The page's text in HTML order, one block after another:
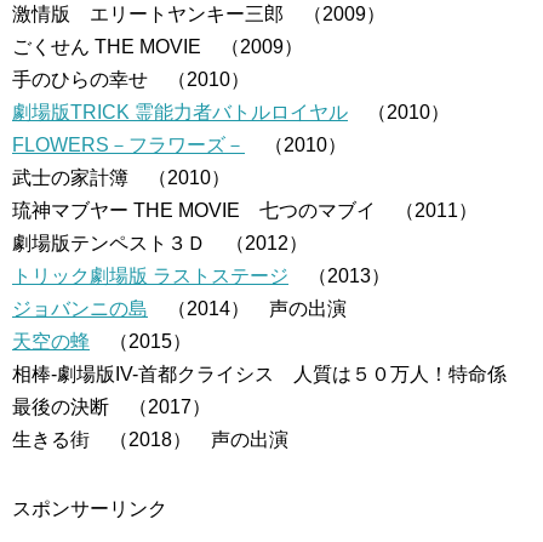
激情版 エリートヤンキー三郎 （2009）
ごくせん THE MOVIE （2009）
手のひらの幸せ （2010）
劇場版TRICK 霊能力者バトルロイヤル （2010）
FLOWERS－フラワーズ－
（2010）
武士の家計簿 （2010）
琉神マブヤー THE MOVIE 七つのマブイ （2011）
劇場版テンペスト３Ｄ （2012）
トリック劇場版 ラストステージ （2013）
ジョバンニの島 （2014） 声の出演
天空の蜂 （2015）
相棒-劇場版IV-首都クライシス 人質は５０万人！特命係
最後の決断 （2017）
生きる街 （2018） 声の出演
スポンサーリンク